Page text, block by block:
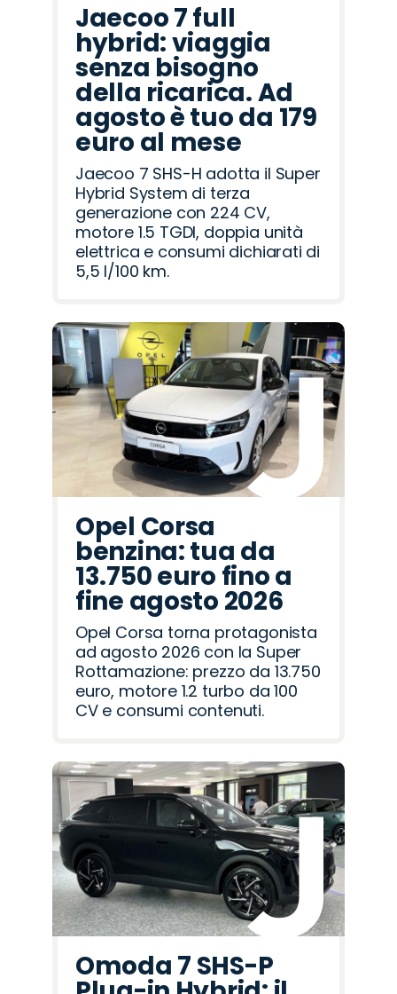
Jaecoo 7 full
hybrid: viaggia
senza bisogno
della ricarica. Ad
agosto è tuo da 179
euro al mese
Jaecoo 7 SHS-H adotta il Super
Hybrid System di terza
generazione con 224 CV,
motore 1.5 TGDI, doppia unità
elettrica e consumi dichiarati di
5,5 l/100 km.
Opel Corsa
benzina: tua da
13.750 euro fino a
fine agosto 2026
Opel Corsa torna protagonista
ad agosto 2026 con la Super
Rottamazione: prezzo da 13.750
euro, motore 1.2 turbo da 100
CV e consumi contenuti.
Omoda 7 SHS-P